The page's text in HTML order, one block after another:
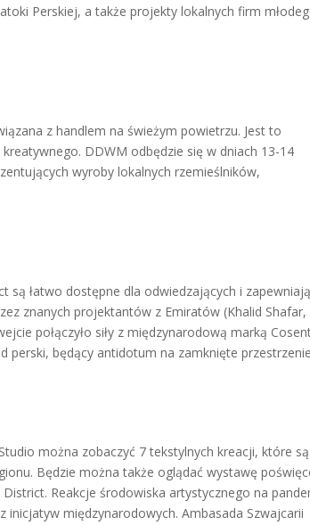
Perskiej, a także projekty lokalnych firm
z handlem na świeżym powietrzu. Jest to
DDWM odbędzie się w dniach 13-14
wyroby lokalnych rzemieślników,
są łatwo dostępne dla odwiedzających i zapewniają
znanych projektantów z Emiratów (Khalid Shafar,
połączyło siły z międzynarodową marką
perski, będący antidotum na zamknięte
można zobaczyć 7 tekstylnych kreacji, które są
Będzie można także oglądać wystawę
Reakcje środowiska artystycznego na
międzynarodowych. Ambasada Szwajcarii